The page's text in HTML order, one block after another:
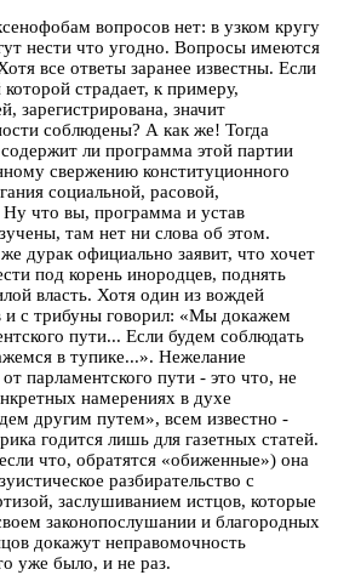
вопросов нет: в узком кругу
нести что угодно. Вопросы имеются
все ответы заранее известны. Если
страдает, к примеру,
зарегистрирована, значит
соблюдены? А как же! Тогда
ли программа этой партии
свержению конституционного
социальной, расовой,
что вы, программа и устав
там нет ни слова об этом.
дурак официально заявит, что хочет
под корень инородцев, поднять
власть. Хотя один из вождей
и с трибуны говорил: «Мы докажем
пути... Если будем соблюдать
в тупике...». Нежелание
от парламентского пути - это что, не
намерениях в духе
другим путем», всем известно -
годится лишь для газетных статей.
что, обратятся «обиженные») она
разбирательство с
заслушиванием истцов, которые
законопослушании и благородных
докажут неправомочность
уже было, и не раз.